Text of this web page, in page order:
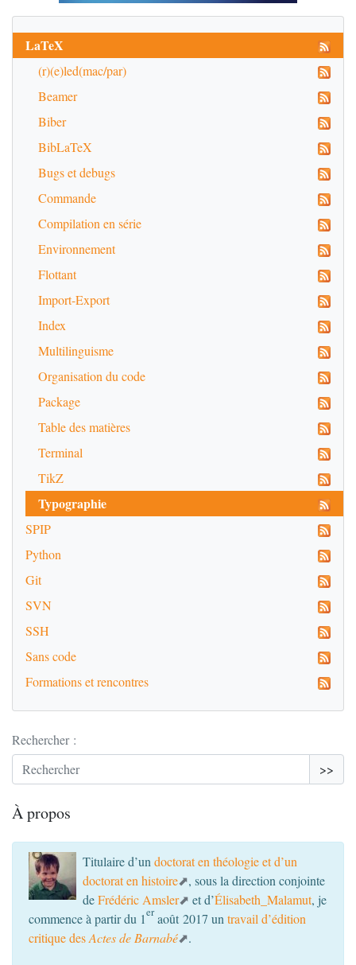
LaTeX
(r)(e)led(mac/par)
Beamer
Biber
BibLaTeX
Bugs et debugs
Commande
Compilation en série
Environnement
Flottant
Import-Export
Index
Multilinguisme
Organisation du code
Package
Table des matières
Terminal
TikZ
Typographie
SPIP
Python
Git
SVN
SSH
Sans code
Formations et rencontres
Rechercher :
>>
À propos
Titulaire d’un doctorat en théologie et d’un
doctorat en histoire
, sous la direction conjointe
deFrédéric Amsler et d’Élisabeth_Malamut, je
commence à partir du 1er août 2017 un travail d’édition
critique desActes de Barnabé .